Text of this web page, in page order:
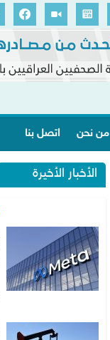
من نحن اتصل بنا
الأخبار الأخيرة